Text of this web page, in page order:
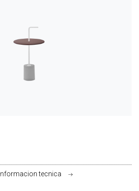
Informacion tecnica